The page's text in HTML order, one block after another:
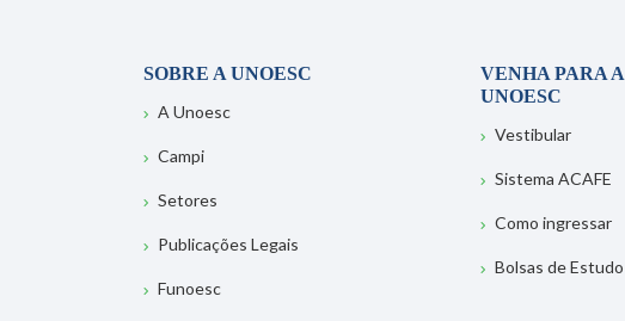
SOBRE A UNOESC
A Unoesc
Campi
Setores
Publicações Legais
Funoesc
VENHA PARA A
UNOESC
Vestibular
Sistema ACAFE
Como ingressar
Bolsas de Estudo